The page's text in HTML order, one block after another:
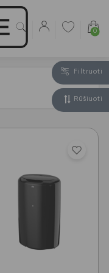
0
Filtruoti
Rūšiuoti